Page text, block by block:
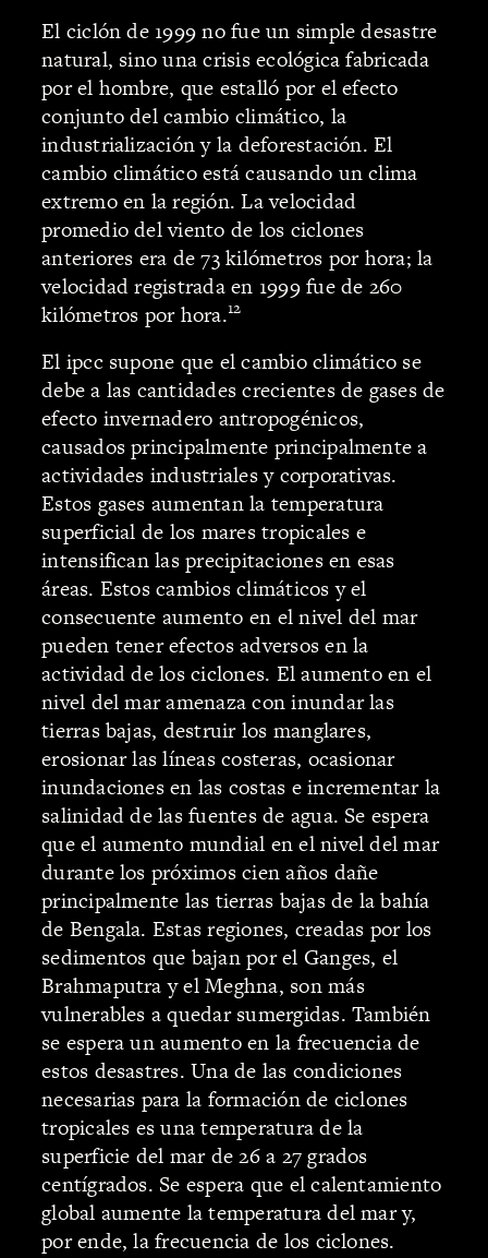
El ciclón de 1999 no fue un simple desastre
natural, sino una crisis ecológica fabricada
por el hombre, que estalló por el efecto
conjunto del cambio climático, la
industrialización y la deforestación. El
cambio climático está causando un clima
extremo en la región. La velocidad
promedio del viento de los ciclones
anteriores era de 73 kilómetros por hora; la
velocidad registrada en 1999 fue de 260
kilómetros por hora.12
El ipcc supone que el cambio climático se
debe a las cantidades crecientes de gases de
efecto invernadero antropogénicos,
causados principalmente principalmente a
actividades industriales y corporativas.
Estos gases aumentan la temperatura
superficial de los mares tropicales e
intensifican las precipitaciones en esas
áreas. Estos cambios climáticos y el
consecuente aumento en el nivel del mar
pueden tener efectos adversos en la
actividad de los ciclones. El aumento en el
nivel del mar amenaza con inundar las
tierras bajas, destruir los manglares,
erosionar las líneas costeras, ocasionar
inundaciones en las costas e incrementar la
salinidad de las fuentes de agua. Se espera
que el aumento mundial en el nivel del mar
durante los próximos cien años dañe
principalmente las tierras bajas de la bahía
de Bengala. Estas regiones, creadas por los
sedimentos que bajan por el Ganges, el
Brahmaputra y el Meghna, son más
vulnerables a quedar sumergidas. También
se espera un aumento en la frecuencia de
estos desastres. Una de las condiciones
necesarias para la formación de ciclones
tropicales es una temperatura de la
superficie del mar de 26 a 27 grados
centígrados. Se espera que el calentamiento
global aumente la temperatura del mar y,
por ende, la frecuencia de los ciclones.